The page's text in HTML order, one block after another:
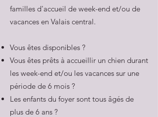
familles d'accueil de week-end et/ou de
vacances en Valais central.
Vous êtes disponibles ?
Vous êtes prêts à accueillir un chien durant
les week-end et/ou les vacances sur une
période de 6 mois ?
Les enfants du foyer sont tous âgés de
plus de 6 ans ?